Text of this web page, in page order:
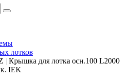
лотков
| Крышка для лотка осн.100 L2000
IEK